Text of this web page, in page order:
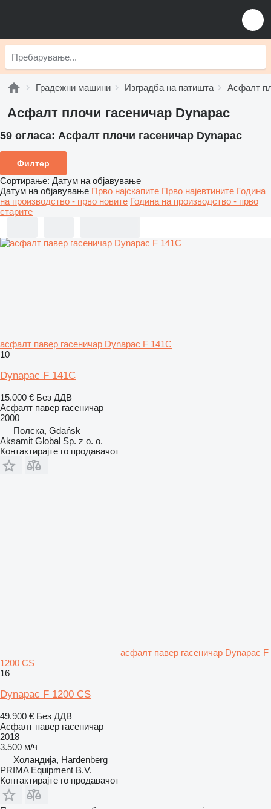
Градежни машини Изградба на патишта Асфалт
Асфалт плочи гасеничар Dynapac
59 огласа: Асфалт плочи гасеничар Dynapac
Филтер
Сортирање: Датум на објавување
Датум на објавување Прво најскапите Прво најевтините Година
на производство - прво новите Година на производство - прво
старите
асфалт павер гасеничар Dynapac F 141C
10
Dynapac F 141C
15.000 € Без ДДВ
Асфалт павер гасеничар
2000
Полска, Gdańsk
Aksamit Global Sp. z o. o.
Контактирајте го продавачот
асфалт павер гасеничар Dynapac F
1200 CS
16
Dynapac F 1200 CS
49.900 € Без ДДВ
Асфалт павер гасеничар
2018
3.500 м/ч
Холандија, Hardenberg
PRIMA Equipment B.V.
Контактирајте го продавачот